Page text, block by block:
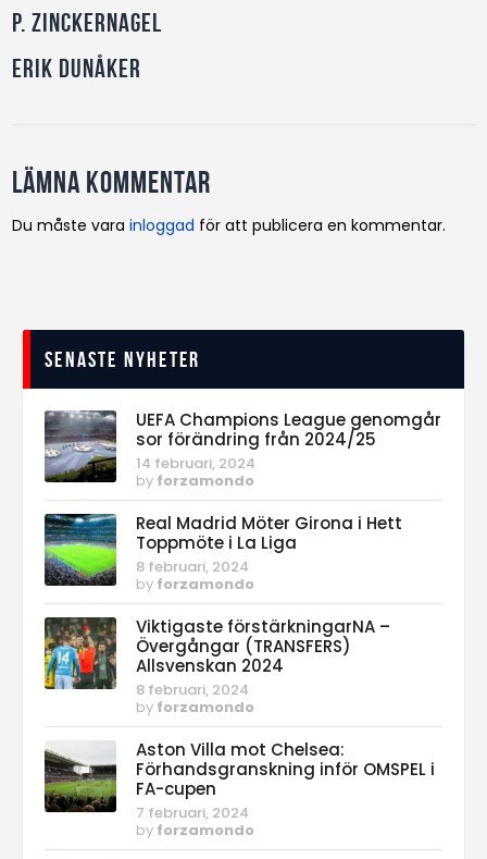
P. Zinckernagel
Erik Dunåker
Lämna kommentar
Du måste varainloggad för att publicera en kommentar.
Senaste nyheter
UEFA Champions League genomgår
sor förändring från 2024/25
14 februari, 2024
by forzamondo
Real Madrid Möter Girona i Hett
Toppmöte i La Liga
8 februari, 2024
by forzamondo
Viktigaste förstärkningarNA –
Övergångar (TRANSFERS)
Allsvenskan 2024
8 februari, 2024
by forzamondo
Aston Villa mot Chelsea:
Förhandsgranskning inför OMSPEL i
FA-cupen
7 februari, 2024
by forzamondo